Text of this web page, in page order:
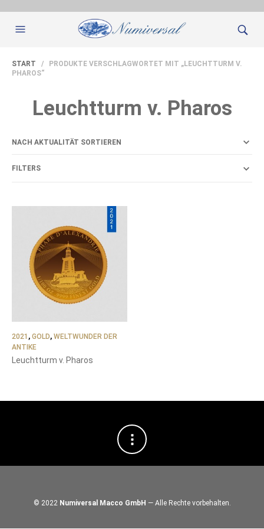
START / PRODUKTE VERSCHLAGWORTET MIT „LEUCHTTURM V.
PHAROS“
Leuchtturm v. Pharos
FILTERS
2021 , GOLD, WELTWUNDER DER
ANTIKE
Leuchtturm v. Pharos
© 2022 Numiversal Macco GmbH — Alle Rechte vorbehalten.